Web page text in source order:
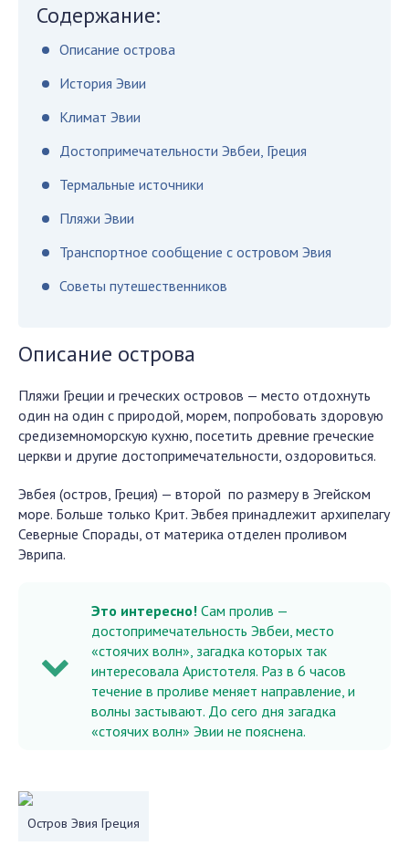
Содержание:
Описание острова
История Эвии
Климат Эвии
Достопримечательности Эвбеи, Греция
Термальные источники
Пляжи Эвии
Транспортное сообщение с островом Эвия
Советы путешественников
Описание острова
Пляжи Греции и греческих островов — место отдохнуть
один на один с природой, морем, попробовать здоровую
средиземноморскую кухню, посетить древние греческие
церкви и другие достопримечательности, оздоровиться.
Эвбея (остров, Греция) — второй по размеру в Эгейском
море. Больше только Крит. Эвбея принадлежит архипелагу
Северные Спорады, от материка отделен проливом
Эврипа.
Это интересно! Сам пролив —
достопримечательность Эвбеи, место
«стоячих волн», загадка которых так
интересовала Аристотеля. Раз в 6 часов
течение в проливе меняет направление, и
волны застывают. До сего дня загадка
«стоячих волн» Эвии не пояснена.
Остров Эвия Греция